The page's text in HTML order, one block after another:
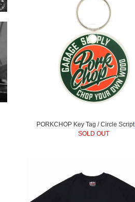
PORKCHOP Key Tag / Circle Script
SOLD OUT